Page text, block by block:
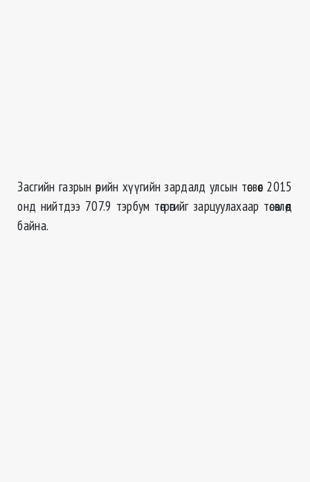
Засгийн газрын өрийн хүүгийн зардалд улсын төсвөөс 2015
онд нийтдээ 707.9 тэрбум төгрөгийг зарцуулахаар төсөвлөөд
байна.